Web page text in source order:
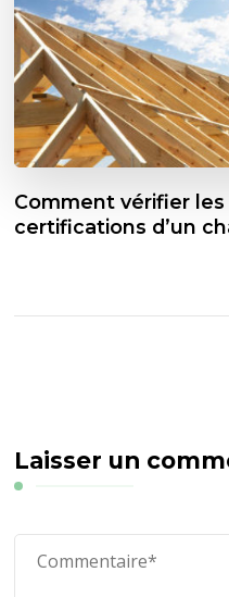
Comment vérifier
certifications d’un
Laisser un